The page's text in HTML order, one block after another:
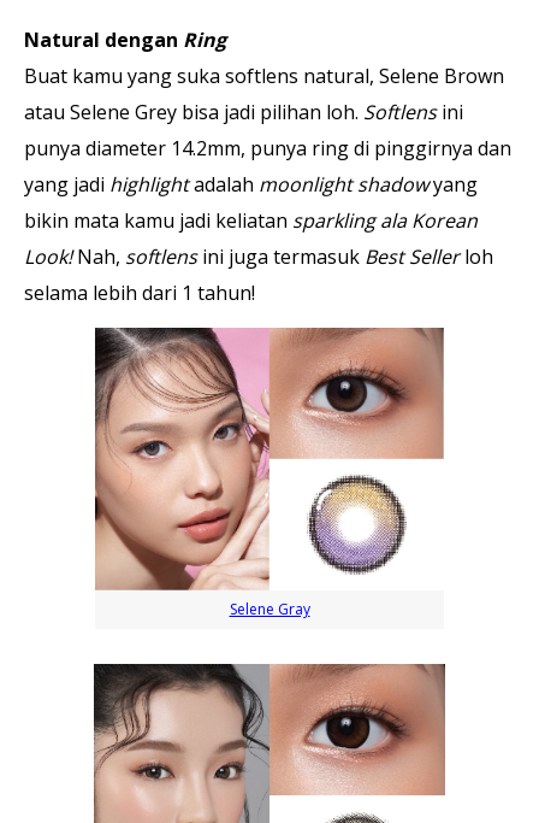
Natural dengan Ring
Buat kamu yang suka softlens natural, Selene Brown
atau Selene Grey bisa jadi pilihan loh. Softlensini
punya diameter 14.2mm, punya ring di pinggirnya dan
yang jadi highlightadalah moonlight shadowyang
bikin mata kamu jadi keliatan sparkling ala Korean
Look!Nah, softlensini juga termasuk Best Sellerloh
selama lebih dari 1 tahun!
Selene Gray